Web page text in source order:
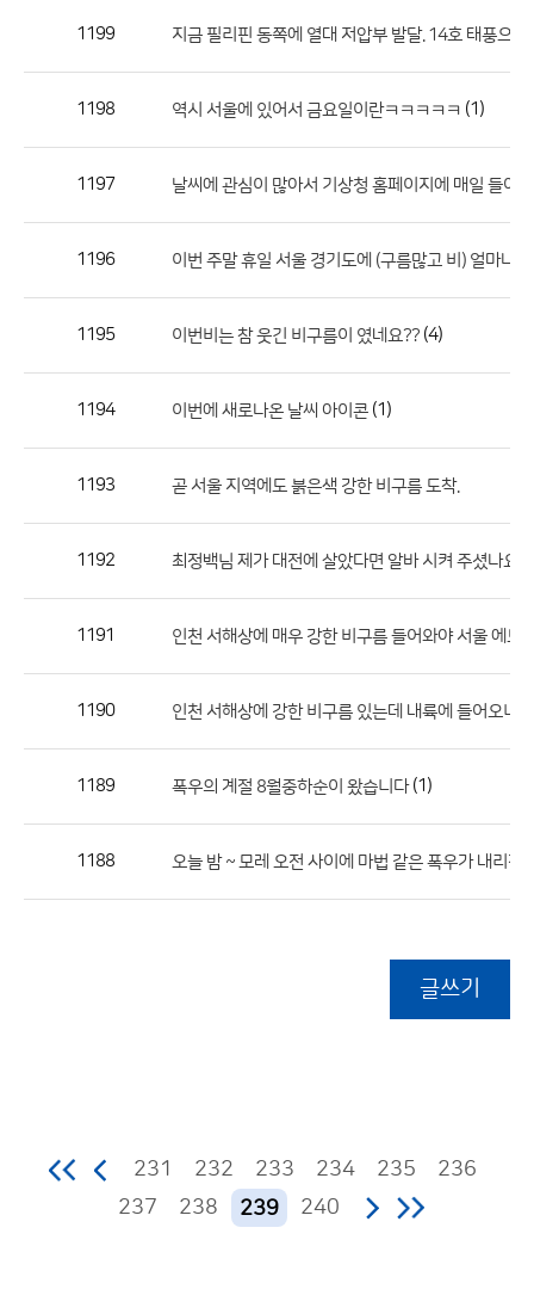
호,
록
공
1199 지금 필리핀 동쪽에 열대 저압부 발달. 14호 태풍으로
1198 역시 서울에 있어서 금요일이란ㅋㅋㅋㅋㅋ (1)
1197 날씨에 관심이 많아서 기상청 홈페이지에 매일 들어
1196 이번 주말 휴일 서울 경기도에 (구름많고 비) 얼마나
1195 이번비는 참 웃긴 비구름이 였네요?? (4)
1194 이번에 새로나온 날씨 아이콘 (1)
1193 곧 서울 지역에도 붉은색 강한 비구름 도착.
1192 최정백님 제가 대전에 살았다면 알바 시켜 주셨나요??
1191 인천 서해상에 매우 강한 비구름 들어와야 서울 에도
1190 인천 서해상에 강한 비구름 있는데 내륙에 들어오니
1189 폭우의 계절 8월중하순이 왔습니다(1)
1188 오늘 밤 ~ 모레 오전 사이에 마법 같은 폭우가 내리겠
글쓰기
231 232 233 234 235
236
237
238 239 240